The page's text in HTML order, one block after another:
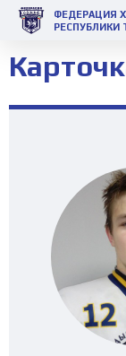
ФЕДЕРАЦИЯ
РЕСПУБЛИКИ